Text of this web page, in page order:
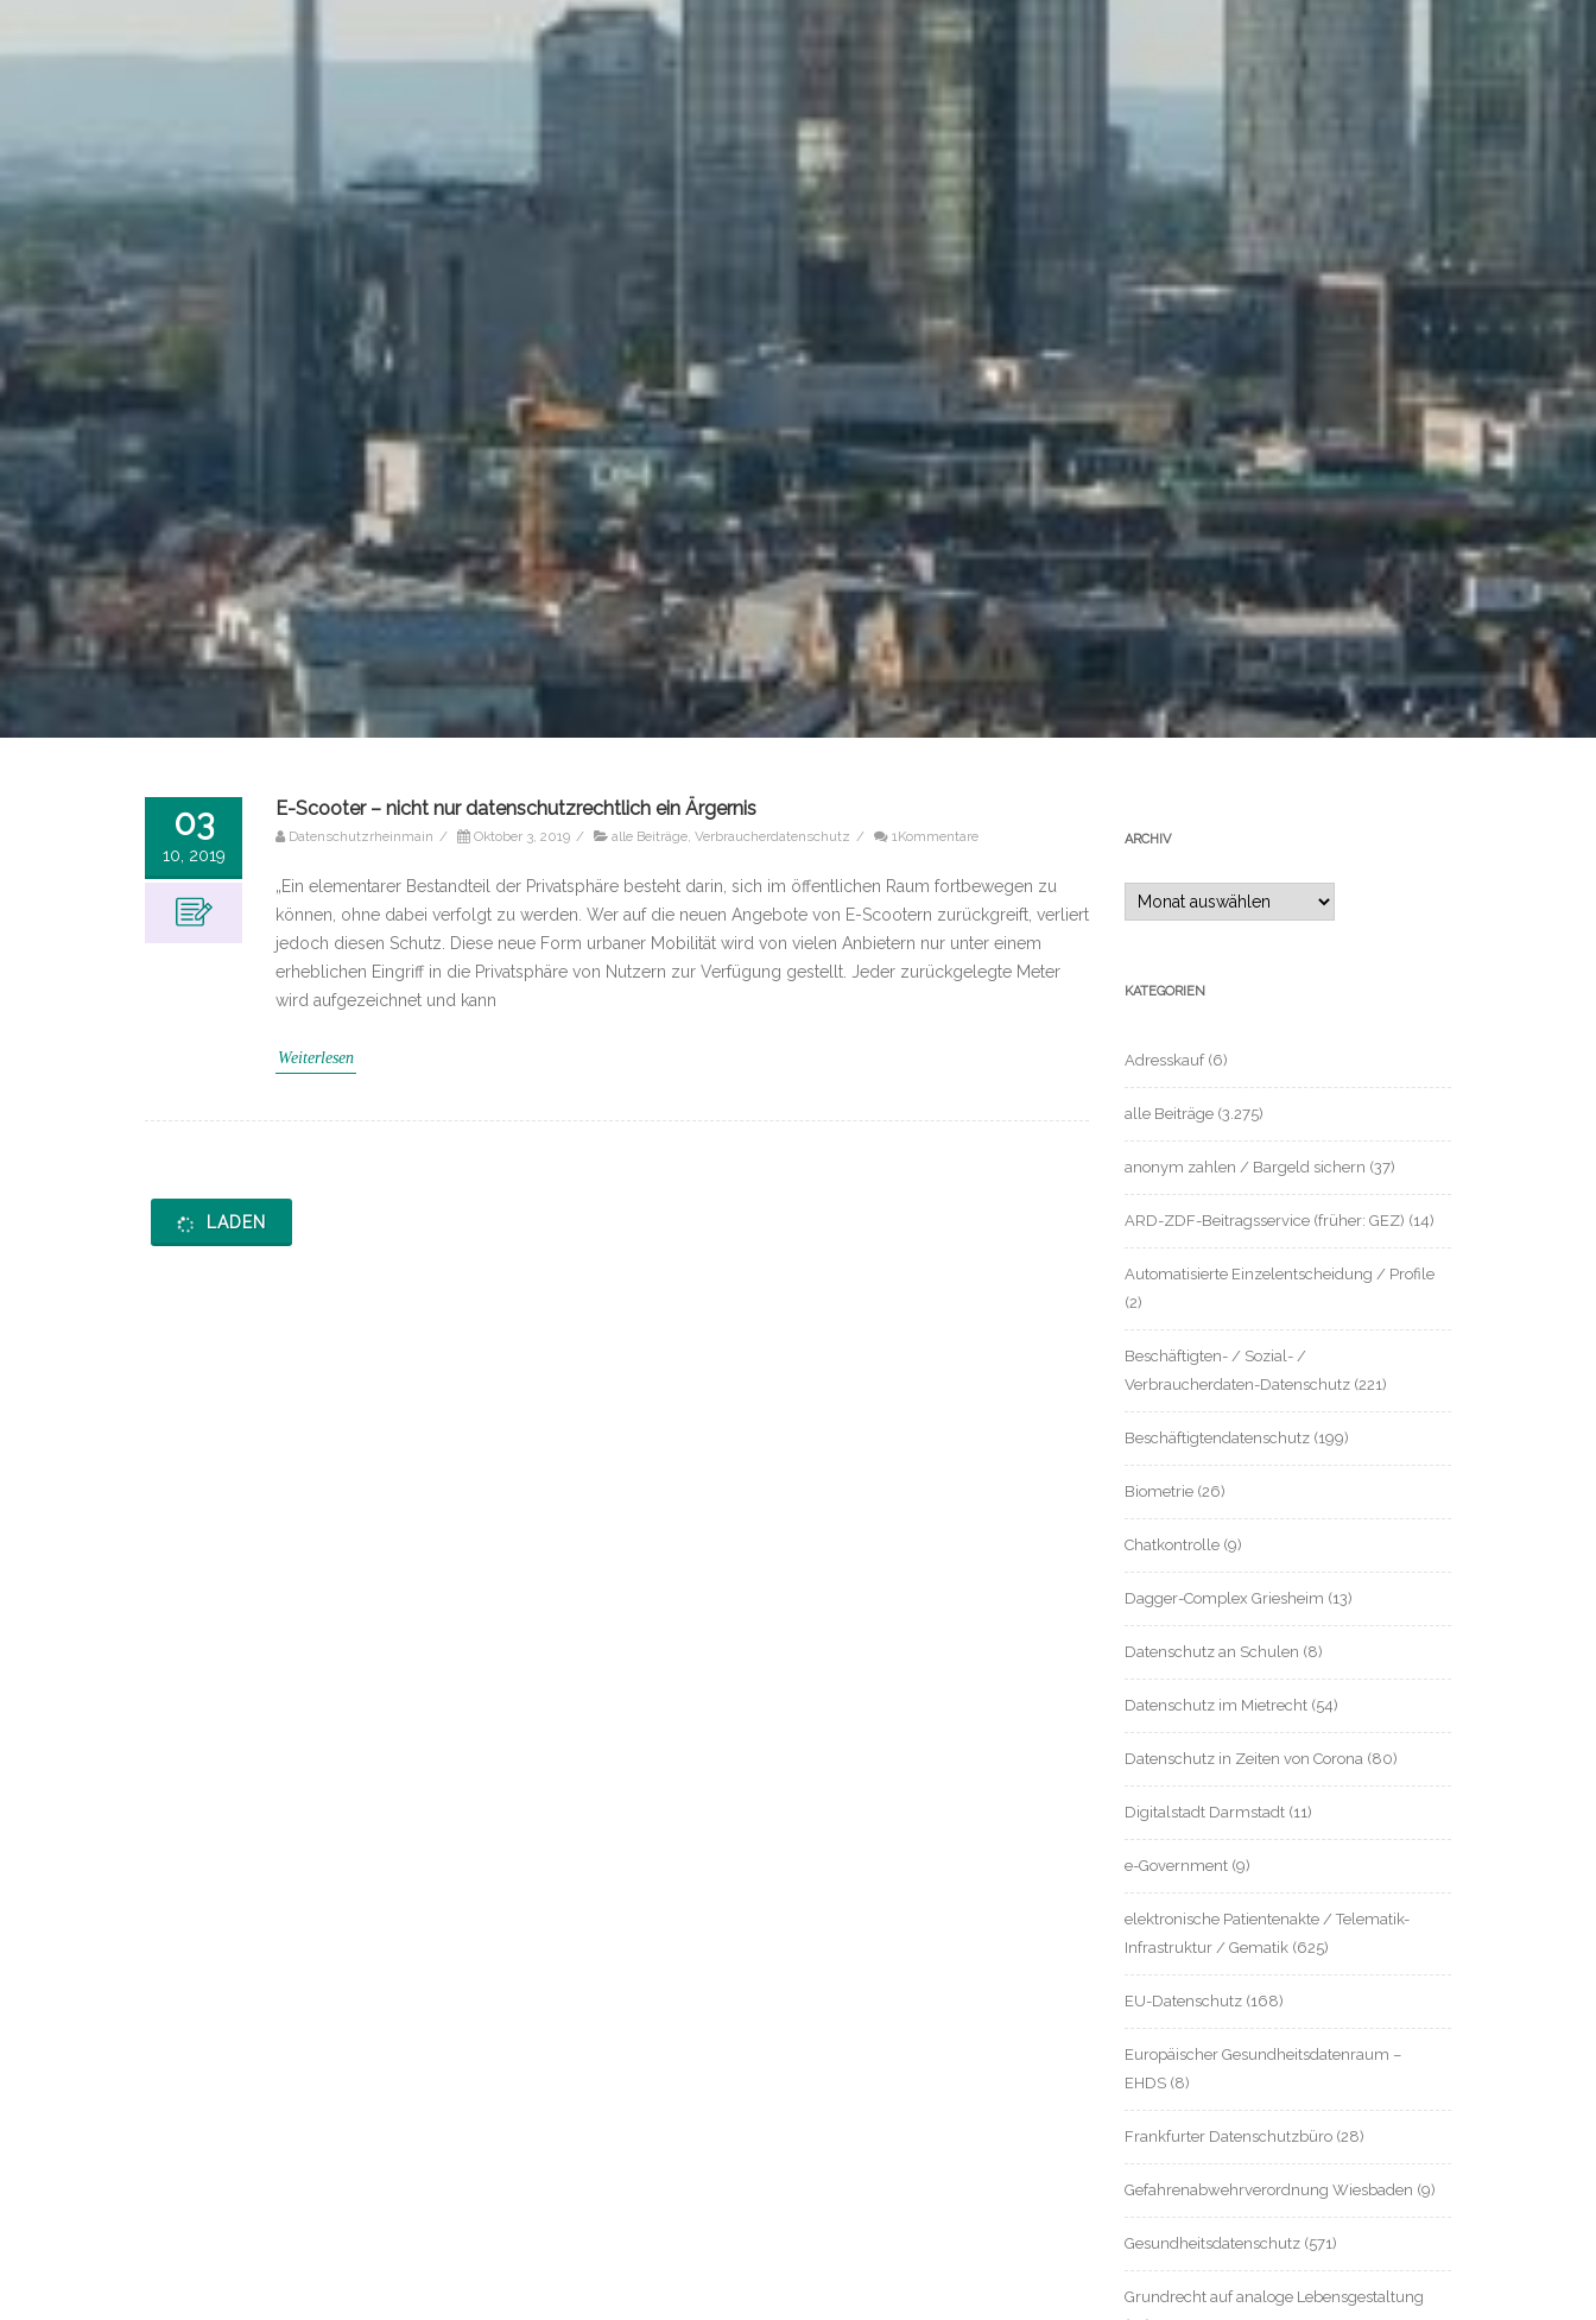
03
10, 2019
E-Scooter – nicht nur datenschutzrechtlich ein Ärgernis
Datenschutzrheinmain / Oktober 3, 2019 / alle Beiträge Verbraucherdatenschutz / 1Kommentare
„Ein elementarer Bestandteil der Privatsphäre besteht darin, sich im öffentlichen Raum fortbewegen zu
können, ohne dabei verfolgt zu werden. Wer auf die neuen Angebote von E-Scootern zurückgreift, verliert
jedoch diesen Schutz. Diese neue Form urbaner Mobilität wird von vielen Anbietern nur unter einem
erheblichen Eingriff in die Privatsphäre von Nutzern zur Verfügung gestellt. Jeder zurückgelegte Meter
wird aufgezeichnet und kann
Weiterlesen
LADEN
ARCHIV
Archiv
KATEGORIEN
Adresskauf(6)
alle Beiträge (3.275)
anonym zahlen / Bargeld sichern (37)
ARD-ZDF-Beitragsservice (früher: GEZ) (14)
Automatisierte Einzelentscheidung / Profile
(2)
Beschäftigten- / Sozial- /
Verbraucherdaten-Datenschutz (221)
Beschäftigtendatenschutz (199)
Biometrie (26)
Chatkontrolle (9)
Dagger-Complex Griesheim (13)
Datenschutz an Schulen (8)
Datenschutz im Mietrecht (54)
Datenschutz in Zeiten von Corona (80)
Digitalstadt Darmstadt (11)
e-Government (9)
elektronische Patientenakte / Telematik-
Infrastruktur / Gematik (625)
EU-Datenschutz (168)
Europäischer Gesundheitsdatenraum –
EHDS (8)
Frankfurter Datenschutzbüro (28)
Gefahrenabwehrverordnung Wiesbaden (9)
Gesundheitsdatenschutz (571)
Grundrecht auf analoge Lebensgestaltung